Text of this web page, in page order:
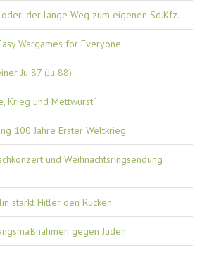
der lange Weg zum eigenen Sd.Kfz.
Wargames for Everyone
Ju 87 (Ju 88)
Krieg und Mettwurst“
100 Jahre Erster Weltkrieg
und Weihnachtsringsendung
stärkt Hitler den Rücken
gegen Juden